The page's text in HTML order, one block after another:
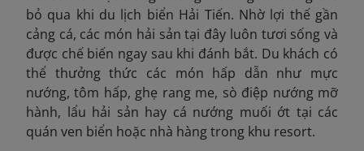
bỏ qua khi du lịch biển Hải Tiến. Nhờ lợi thế gần
cảng cá, các món hải sản tại đây luôn tươi sống và
được chế biến ngay sau khi đánh bắt. Du khách có
thể thưởng thức các món hấp dẫn như mực
nướng, tôm hấp, ghẹ rang me, sò điệp nướng mỡ
hành, lẩu hải sản hay cá nướng muối ớt tại các
quán ven biển hoặc nhà hàng trong khu resort.